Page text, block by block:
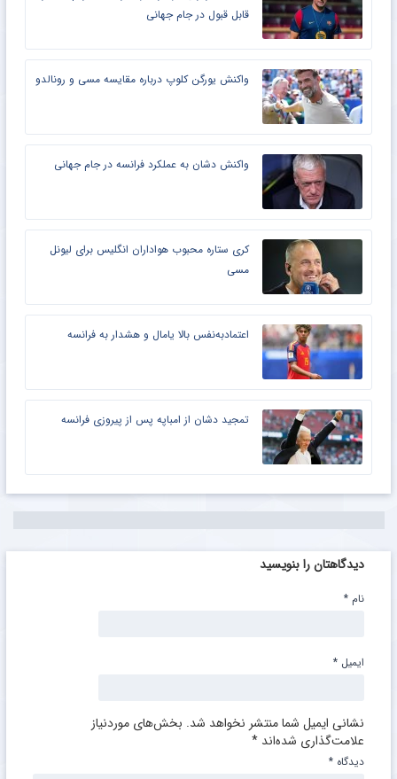
قابل قبول در جام جهانی
واکنش یورگن کلوپ درباره مقایسه مسی و رونالدو
واکنش دشان به عملکرد فرانسه در جام جهانی
کری ستاره محبوب هواداران انگلیس برای لیونل
مسی
اعتمادبه‌نفس بالا یامال و هشدار به فرانسه
تمجید دشان از امباپه پس از پیروزی فرانسه
دیدگاهتان را بنویسید
نشانی ایمیل شما منتشر نخواهد شد. بخش‌های موردنیاز
علامت‌گذاری شده‌اند *
دیدگاه *
نام *
ایمیل *